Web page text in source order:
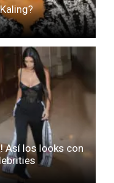
Así los looks con